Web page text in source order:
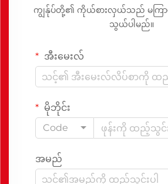
ကျွန်ုပ်တို့၏ ကိုယ်စားလှယ်သည် မက
သွယ်ပါမည်။
အီးမေးလ်
မိုဘိုင်း
Code
အမည်